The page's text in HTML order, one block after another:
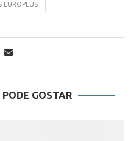
EUROPEUS
GOSTAR